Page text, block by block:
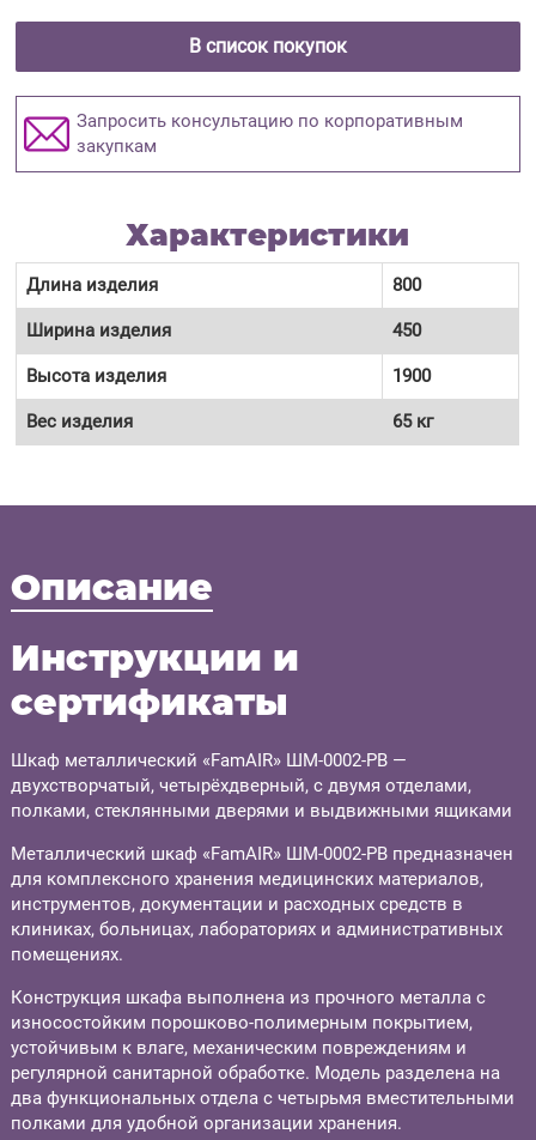
В список покупок
Запросить консультацию по корпоративным
закупкам
Характеристики
Длина изделия 800
Ширина изделия 450
Высота изделия 1900
Вес изделия 65 кг
Описание
Инструкции и
сертификаты
Шкаф металлический «FamAIR» ШМ-0002-РВ —
двухстворчатый, четырёхдверный, с двумя отделами,
полками, стеклянными дверями и выдвижными ящиками
Металлический шкаф «FamAIR» ШМ-0002-РВ предназначен
для комплексного хранения медицинских материалов,
инструментов, документации и расходных средств в
клиниках, больницах, лабораториях и административных
помещениях.
Конструкция шкафа выполнена из прочного металла с
износостойким порошково-полимерным покрытием,
устойчивым к влаге, механическим повреждениям и
регулярной санитарной обработке. Модель разделена на
два функциональных отдела с четырьмя вместительными
полками для удобной организации хранения.